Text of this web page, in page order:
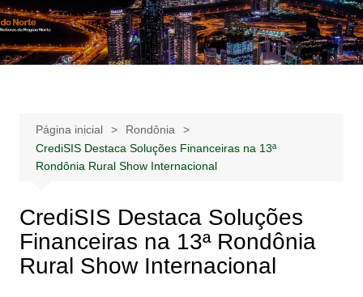
Ir
para
o
Notícias –
Publicidades –
Notícias – Publicidades – Anúncios
Página inicial
Rondônia
CrediSIS Destaca Soluções Financeiras na 13ª
Rondônia Rural Show Internacional
CrediSIS Destaca Soluções
Financeiras na 13ª Rondônia
Rural Show Internacional